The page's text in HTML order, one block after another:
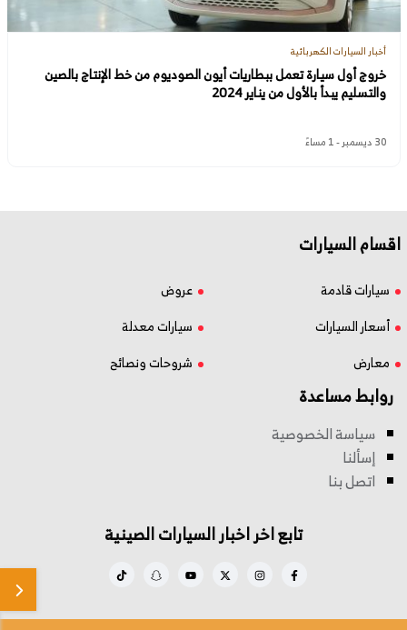
أخبار السيارات الكهربائية
خروج أول سيارة تعمل ببطاريات أيون الصوديوم من خط الإنتاج بالصين
والتسليم يبدأ بالأول من يناير 2024
30 ديسمبر - 1 مساءً
اقسام السيارات
سيارات قادمة
عروض
أسعار السيارات
سيارات معدلة
معارض
شروحات ونصائح
روابط مساعدة
سياسة الخصوصية
إسألنا
اتصل بنا
تابع اخر اخبار السيارات الصينية